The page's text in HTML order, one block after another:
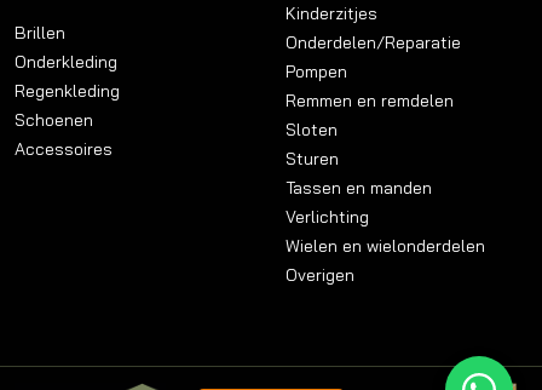
Brillen
Onderkleding
Regenkleding
Schoenen
Accessoires
Kinderzitjes
Onderdelen/Reparatie
Pompen
Remmen en remdelen
Sloten
Sturen
Tassen en manden
Verlichting
Wielen en wielonderdelen
Overigen